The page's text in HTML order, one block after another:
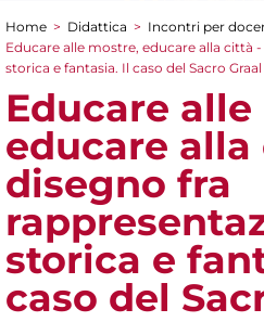
Tu sei qui
Home > Didattica > Incontri per
Educare alle mostre, educare alla città
storica e fantasia. Il caso del Sacro Graal
Educare
educare
disegno fra
storica e
caso del